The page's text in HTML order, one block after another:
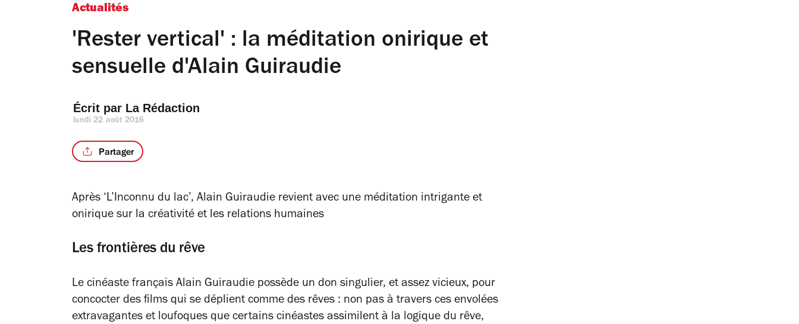
Actualités
'Rester vertical' : la méditation onirique et
sensuelle d'Alain Guiraudie
Écrit par La Rédaction
lundi 22 août 2016
Partager
Après ‘L’Inconnu du lac’, Alain Guiraudie revient avec une méditation intrigante et
onirique sur la créativité et les relations humaines
Les frontières du rêve
Le cinéaste français Alain Guiraudie possède un don singulier, et assez vicieux, pour
concocter des films qui se déplient comme des rêves : non pas à travers ces envolées
extravagantes et loufoques que certains cinéastes assimilent à la logique du rêve,